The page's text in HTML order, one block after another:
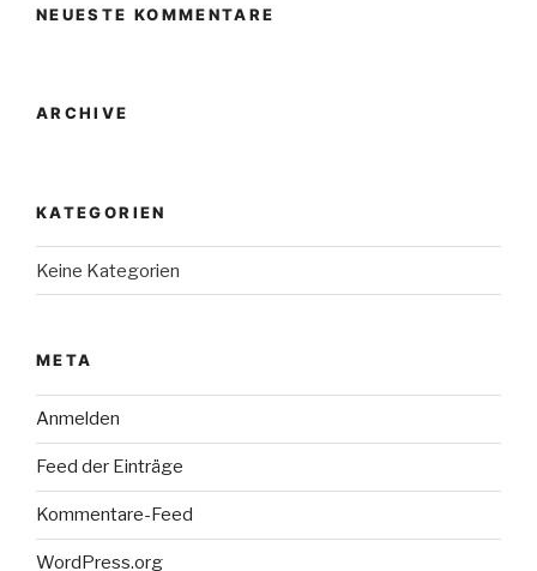
NEUESTE KOMMENTARE
ARCHIVE
KATEGORIEN
Keine Kategorien
META
Anmelden
Feed der Einträge
Kommentare-Feed
WordPress.org